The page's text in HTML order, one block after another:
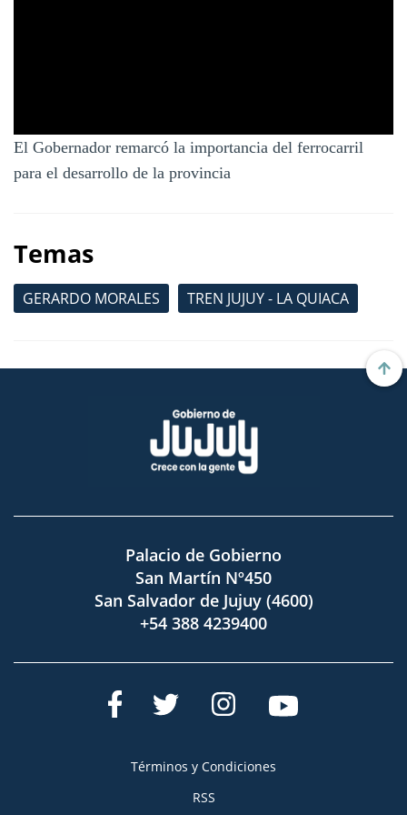
El Gobernador remarcó la importancia del ferrocarril
para el desarrollo de la provincia
Temas
GERARDO MORALES TREN JUJUY - LA QUIACA
Palacio de Gobierno
San Martín Nº450
San Salvador de Jujuy (4600)
+54 388 4239400
Términos y Condiciones
RSS